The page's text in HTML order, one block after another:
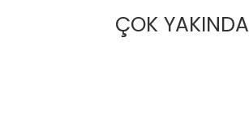
ÇOK YAKINDA